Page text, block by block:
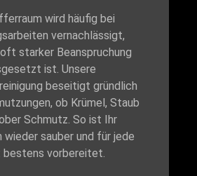
wird häufig bei
vernachlässigt,
starker Beanspruchung
ist. Unsere
beseitigt gründlich
ob Krümel, Staub
Schmutz. So ist Ihr
wieder sauber und für jede
bestens vorbereitet.